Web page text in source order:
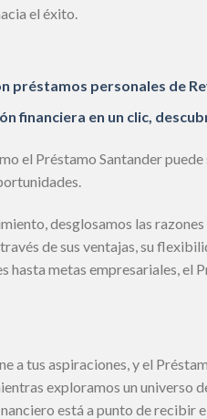
el éxito.
préstamos personales de
financiera en un clic,
el Préstamo Santander
desglosamos las
de sus ventajas, su
hasta metas empresariales, el
a tus aspiraciones, y el
exploramos un universo
está a punto de recibir